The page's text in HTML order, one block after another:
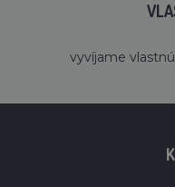
vyvíjame